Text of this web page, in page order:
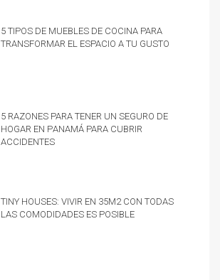
5 tipos de muebles de cocina para
transformar el espacio a tu gusto
5 razones para tener un Seguro de
hogar en Panamá para cubrir
accidentes
Tiny Houses: vivir en 35m2 con todas
las comodidades es posible